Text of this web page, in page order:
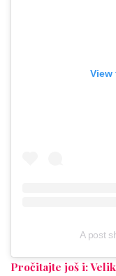
View
A post
Pročitajte još i: